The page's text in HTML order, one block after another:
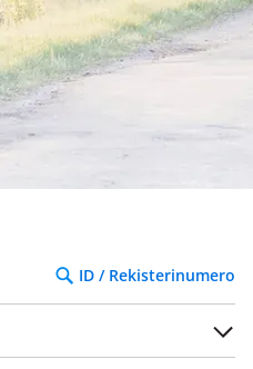
ID / Rekisterinumero